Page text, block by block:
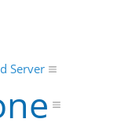
Server